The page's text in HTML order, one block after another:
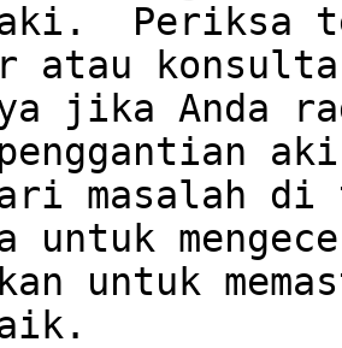
Periksa
atau
jika Anda
masalah
untuk
untuk